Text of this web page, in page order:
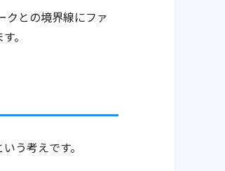
クとの境界線にファ
。
う考えです。